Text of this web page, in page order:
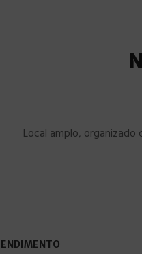
Local amplo,